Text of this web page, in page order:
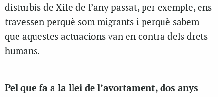
disturbis de Xile de l’any passat, per exemple, ens
travessen perquè som migrants i perquè sabem
que aquestes actuacions van en contra dels drets
humans.
Pel que fa a la llei de l’avortament, dos anys